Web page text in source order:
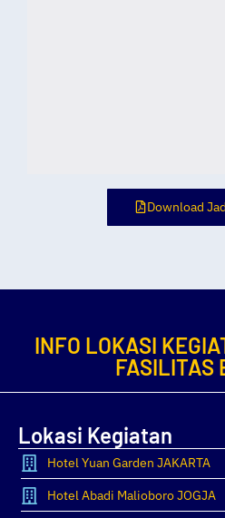
Download
INFO LOKASI
FASILITAS
Lokasi Kegiatan
Hotel Yuan Garden JAKARTA
Hotel Abadi Malioboro JOGJA